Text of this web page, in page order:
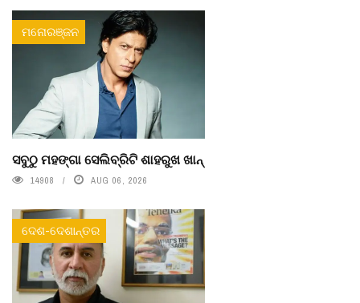
ମନୋରଞ୍ଜନ
ସବୁଠୁ ମହଙ୍ଗା ସେଲିବ୍ରିଟି ଶାହରୁଖ ଖାନ୍
14908 AUG 06, 2026
ଦେଶ-ଦେଶାନ୍ତର